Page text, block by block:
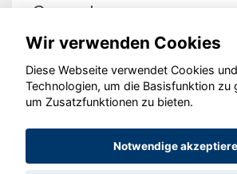
Cupra Leon
© konjunkturmotor.de GmbH
Wir verwenden Cookies
Diese Webseite verwendet Cookies
Technologien, um die Basisfunktion zu
um Zusatzfunktionen zu bieten.
Notwendige